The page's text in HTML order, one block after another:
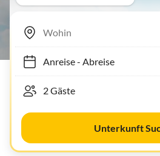
Anreise- Abreise
Unterkunft